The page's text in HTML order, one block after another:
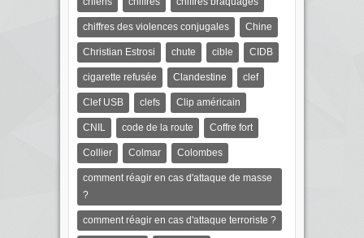
chiffres des violences conjugales Chine
Christian Estrosi chute cible CIDB
cigarette refusée Clandestine clef
Clef USB clefs Clip américain
CNIL code de la route Coffre fort
Collier Colmar Colombes
comment réagir en cas d'attaque de masse
?
comment réagir en cas d'attaque terroriste ?